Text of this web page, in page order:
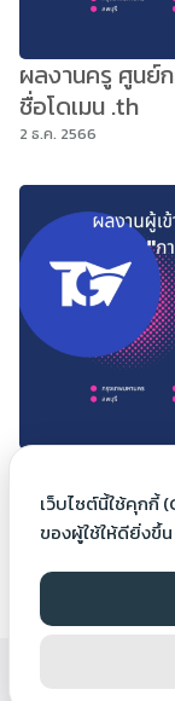
ผลงานครู ศูนย์
ชื่อโดเมน .th
2 ธ.ค. 2566
ผลงานผู้เข้ารั
“การทำเว็บไซ
2 ธ.ค. 2566
เว็บไซต์นี้ใช้คุกกี้
ของผู้ใช้ให้ดียิ่งขึ้